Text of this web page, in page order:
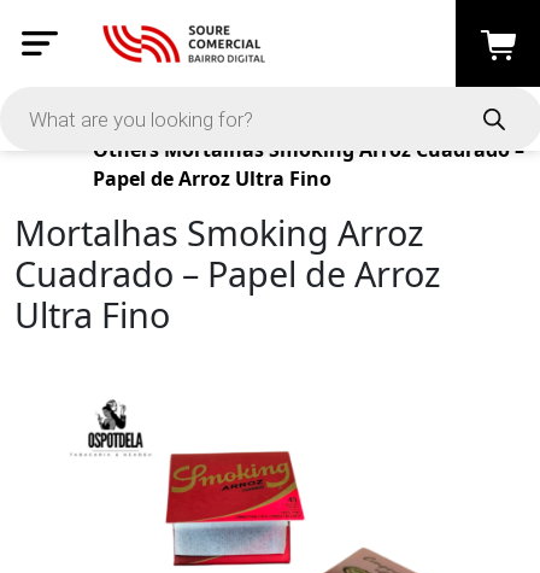
Products
Others Mortalhas Smoking Arroz Cuadrado –
Papel de Arroz Ultra Fino
Mortalhas Smoking Arroz
Cuadrado – Papel de Arroz
Ultra Fino